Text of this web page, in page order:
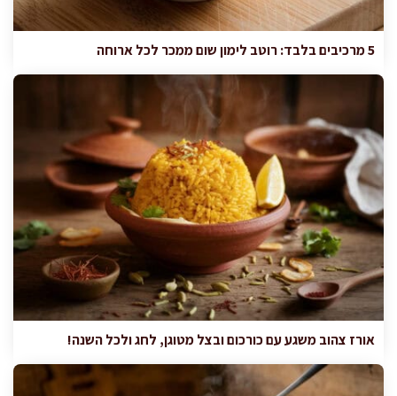
5 מרכיבים בלבד: רוטב לימון שום ממכר לכל ארוחה
אורז צהוב משגע עם כורכום ובצל מטוגן, לחג ולכל השנה!